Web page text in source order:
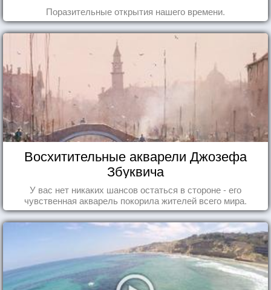
Поразительные открытия нашего времени.
Восхитительные акварели Джозефа
Збуквича
У вас нет никаких шансов остаться в стороне - его
чувственная акварель покорила жителей всего мира.